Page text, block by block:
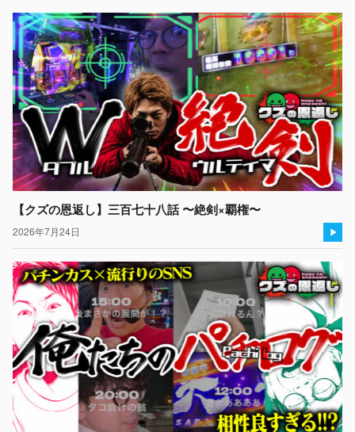
【クズの恩返し】三百七十八話 〜絶剣×覇権〜
2026年7月24日